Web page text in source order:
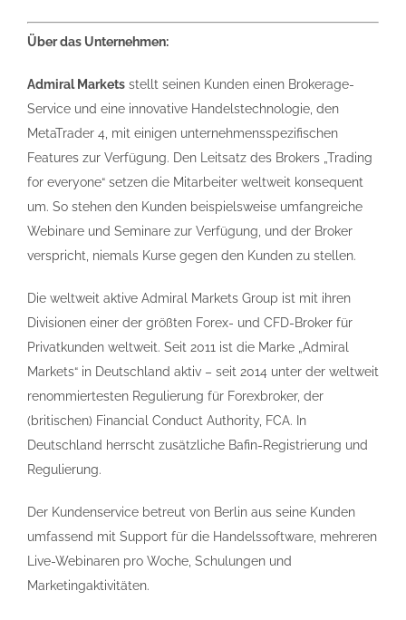
Über das Unternehmen:
Admiral Markets stellt seinen Kunden einen Brokerage-
Service und eine innovative Handelstechnologie, den
MetaTrader 4, mit einigen unternehmensspezifischen
Features zur Verfügung. Den Leitsatz des Brokers „Trading
for everyone“ setzen die Mitarbeiter weltweit konsequent
um. So stehen den Kunden beispielsweise umfangreiche
Webinare und Seminare zur Verfügung, und der Broker
verspricht, niemals Kurse gegen den Kunden zu stellen.
Die weltweit aktive Admiral Markets Group ist mit ihren
Divisionen einer der größten Forex- und CFD-Broker für
Privatkunden weltweit. Seit 2011 ist die Marke „Admiral
Markets“ in Deutschland aktiv – seit 2014 unter der weltweit
renommiertesten Regulierung für Forexbroker, der
(britischen) Financial Conduct Authority, FCA. In
Deutschland herrscht zusätzliche Bafin-Registrierung und
Regulierung.
Der Kundenservice betreut von Berlin aus seine Kunden
umfassend mit Support für die Handelssoftware, mehreren
Live-Webinaren pro Woche, Schulungen und
Marketingaktivitäten.